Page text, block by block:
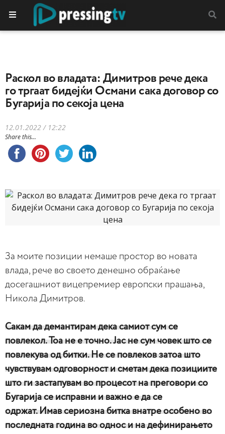
Раскол во владата: Димитров рече дека
го тргаат бидејќи Османи сака договор со
Бугарија по секоја цена
12.01.2022 / 12:22
Share this...
За моите позиции немаше простор во новата
влада, рече во своето денешно обраќање
досегашниот вицепремиер европски прашања,
Никола Димитров.
Сакам да демантирам дека самиот сум се
повлекол. Тоа не е точно. Јас не сум човек што се
повлекува од битки. Не се повлеков затоа што
чувствувам одговорност и сметам дека позициите
што ги застапувам во процесот на преговори со
Бугарија се исправни и важно е да се
одржат.Имав сериозна битка внатре особено во
последната година во однос и на дефинирањето